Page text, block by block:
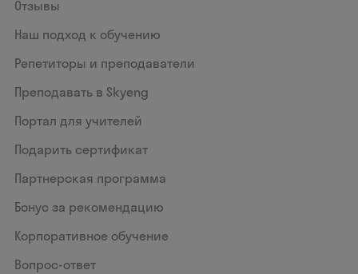
Отзывы
Наш подход к обучению
Репетиторы и преподаватели
Преподавать в Skyeng
Портал для учителей
Подарить сертификат
Партнерская программа
Бонус за рекомендацию
Корпоративное обучение
Вопрос-ответ